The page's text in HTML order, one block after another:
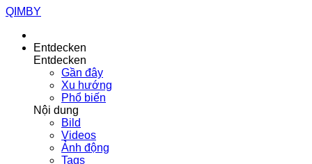
QIMBY
Entdecken
Entdecken
Gần đây
Xu hướng
Phổ biến
Nội dung
Bild
Videos
Ảnh động
Tags